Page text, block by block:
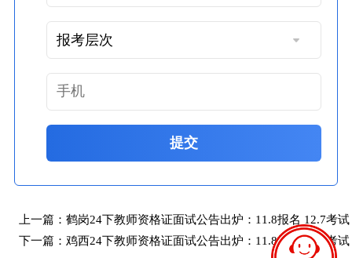
提交
上一篇： 鹤岗24下教师资格证面试公告出炉：11.8报名 12.7考试
下一篇： 鸡西24下教师资格证面试公告出炉：11.8报名 12.7考试